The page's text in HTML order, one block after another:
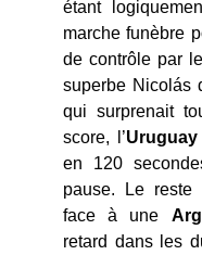
étant
marche funèbre
de contrôle par
superbe Nicolás
qui surprenait
score, l’Uruguay
en 120
pause. Le reste
face à une
retard dans les